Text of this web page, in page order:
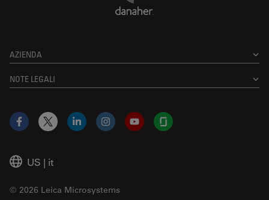
AZIENDA
NOTE LEGALI
US | it
© 2026 Leica Microsystems
Facebook
X LinkedInInstagramYouTubeGlassdoor